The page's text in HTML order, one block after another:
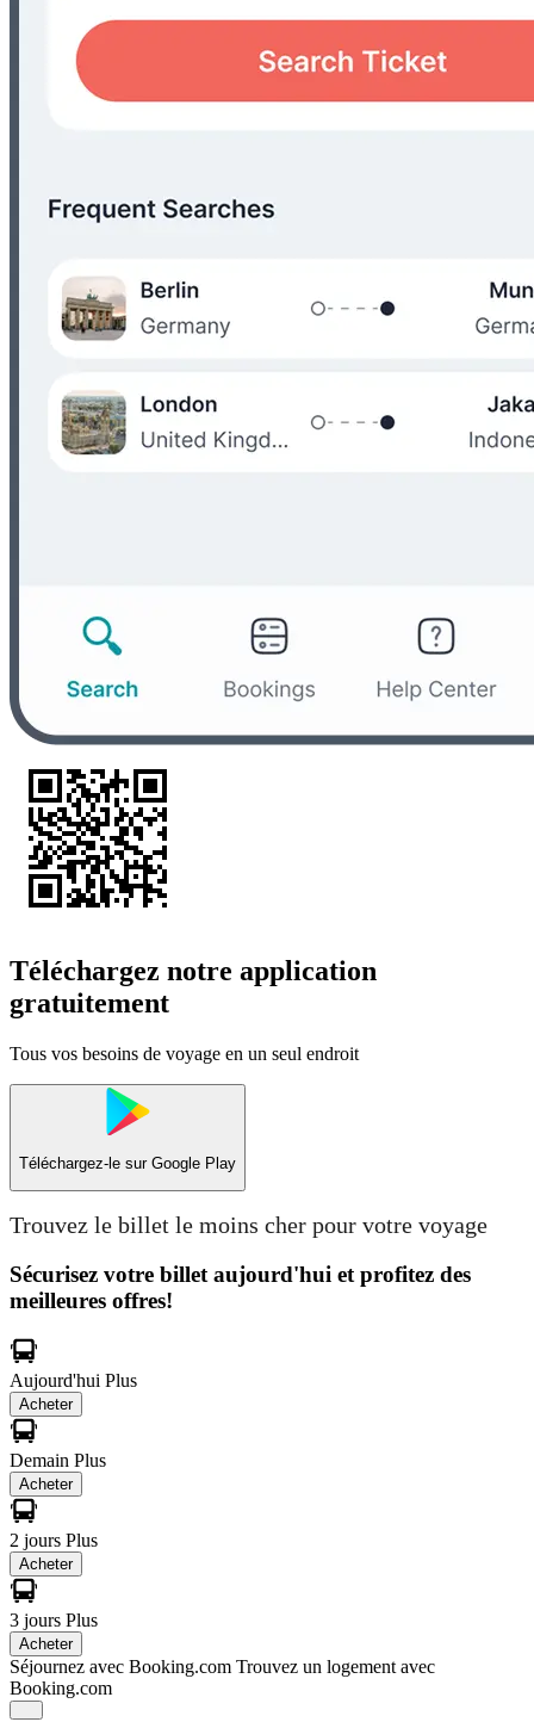
Téléchargez notre application
gratuitement
Tous vos besoins de voyage en un seul endroit
Téléchargez-le sur Google Play
Trouvez le billet le moins cher pour votre voyage
Sécurisez votre billet aujourd'hui et profitez des
meilleures offres!
Aujourd'hui Plus
Acheter
Demain Plus
Acheter
2 jours Plus
Acheter
3 jours Plus
Acheter
Séjournez avec Booking.com Trouvez un logement avec
Booking.com